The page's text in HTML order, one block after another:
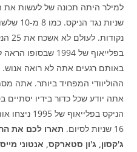
בפלייאוף של 1994
ההוליוודי המפחיד ביותר. אתה
16 שניות לסיום.
תארו לכם את
ג'קסון, ג'ון סטארקס, אנטוני